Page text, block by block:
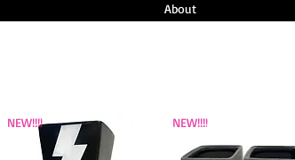
About
NEW!!!! NEW!!!!